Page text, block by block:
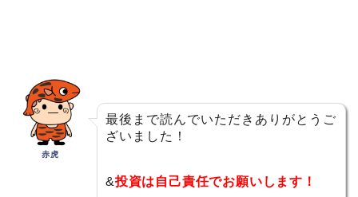
赤虎
最後まで読んでいただきありがとうご
ざいました！
&投資は自己責任でお願いします！